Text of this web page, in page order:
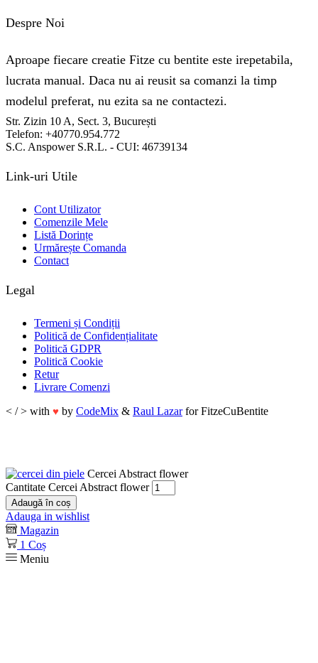
Despre Noi
Aproape fiecare creatie Fitze cu bentite este irepetabila,
lucrata manual. Daca nu ai reusit sa comanzi la timp
modelul preferat, nu ezita sa ne contactezi.
Str. Zizin 10 A, Sect. 3, București
Telefon: +40770.954.772
S.C. Anspower S.R.L. - CUI: 46739134
Link-uri Utile
Cont Utilizator
Comenzile Mele
Listă Dorințe
Urmărește Comanda
Contact
Legal
Termeni și Condiții
Politică de Confidențialitate
Politică GDPR
Politică Cookie
Retur
Livrare Comenzi
< / > with ♥ by CodeMix & Raul Lazarfor FitzeCuBentite
Cercei Abstract flower
Cantitate Cercei Abstract flower
Adaugă în coș
Adauga in wishlist
Magazin
1 Coș
Meniu